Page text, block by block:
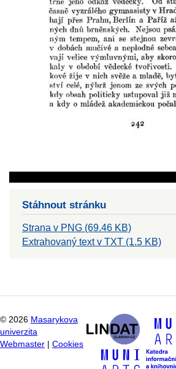
Stáhnout stránku
Strana v PNG (69.46 KB)
Extrahovaný text v TXT (1.5 KB)
© 2026 Masarykova
univerzita
Webmaster
Cookies